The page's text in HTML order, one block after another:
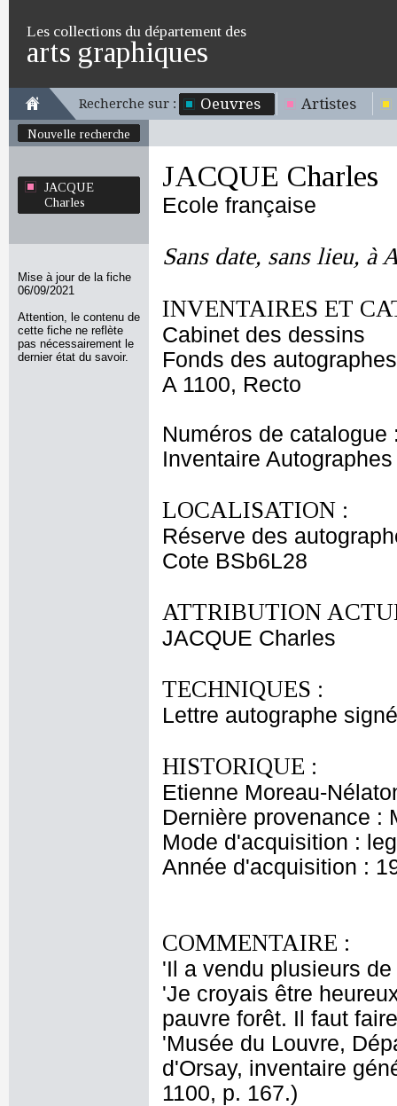
Les collections du département des
arts graphiques
Recherche sur : Oeuvres Artistes
Nouvelle recherche
JACQUE
Charles
Mise à jour de la fiche
06/09/2021
Attention, le contenu de
cette fiche ne reflète
pas nécessairement le
dernier état du savoir.
JACQUE Charles
Ecole française
Sans date, sans lieu, à
INVENTAIRES ET
Cabinet des dessins
Fonds des autographes
A 1100, Recto
Numéros de catalogue
Inventaire
LOCALISATION :
Réserve des
Cote BSb6L28
ATTRIBUTION
JACQUE Charles
TECHNIQUES :
Lettre autographe
HISTORIQUE :
Etienne Moreau-
Dernière provenance :
Mode d'acquisition :
Année d'acquisition :
COMMENTAIRE :
'Il a vendu plusieurs
'Je croyais être
pauvre forêt. Il faut
'Musée du Louvre,
d'Orsay, inventaire
1100, p. 167.)